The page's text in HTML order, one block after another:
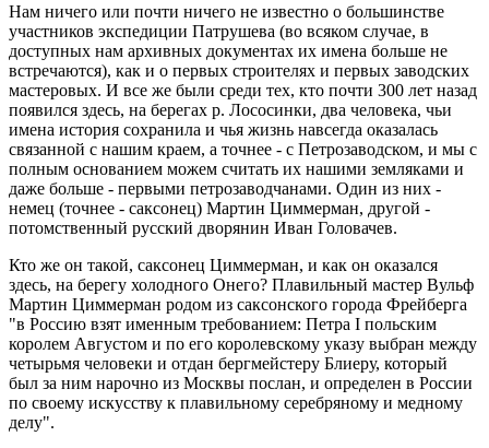
Нам ничего или почти ничего не известно о большинстве
участников экспедиции Патрушева (во всяком случае, в
доступных нам архивных документах их имена больше не
встречаются), как и о первых строителях и первых заводских
мастеровых. И все же были среди тех, кто почти 300 лет назад
появился здесь, на берегах р. Лососинки, два человека, чьи
имена история сохранила и чья жизнь навсегда оказалась
связанной с нашим краем, а точнее - с Петрозаводском, и мы с
полным основанием можем считать их нашими земляками и
даже больше - первыми петрозаводчанами. Один из них -
немец (точнее - саксонец) Мартин Циммерман, другой -
потомственный русский дворянин Иван Головачев.
Кто же он такой, саксонец Циммерман, и как он оказался
здесь, на берегу холодного Онего? Плавильный мастер Вульф
Мартин Циммерман родом из саксонского города Фрейберга
"в Россию взят именным требованием: Петра I польским
королем Августом и по его королевскому указу выбран между
четырьмя человеки и отдан бергмейстеру Блиеру, который
был за ним нарочно из Москвы послан, и определен в России
по своему искусству к плавильному серебряному и медному
делу".